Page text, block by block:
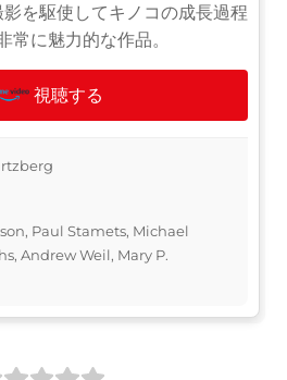
を駆使してキノコの成長過程
常に魅力的な作品。
視聴する
Paul Stamets, Michael
Andrew Weil, Mary P.